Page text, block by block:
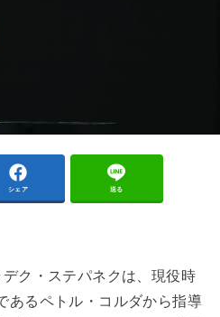
シェア 送る
ク・ステパネクは、現役時
あるペトル・コルダから指導